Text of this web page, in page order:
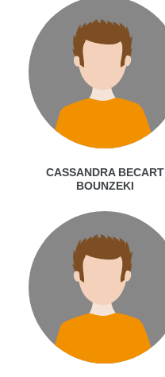
CASSANDRA BECART
BOUNZEKI